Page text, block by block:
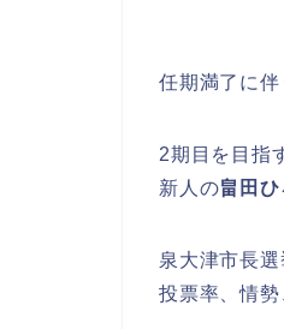
任期満了に伴
2期目を目指
新人の畠田
泉大津市長
投票率、情勢